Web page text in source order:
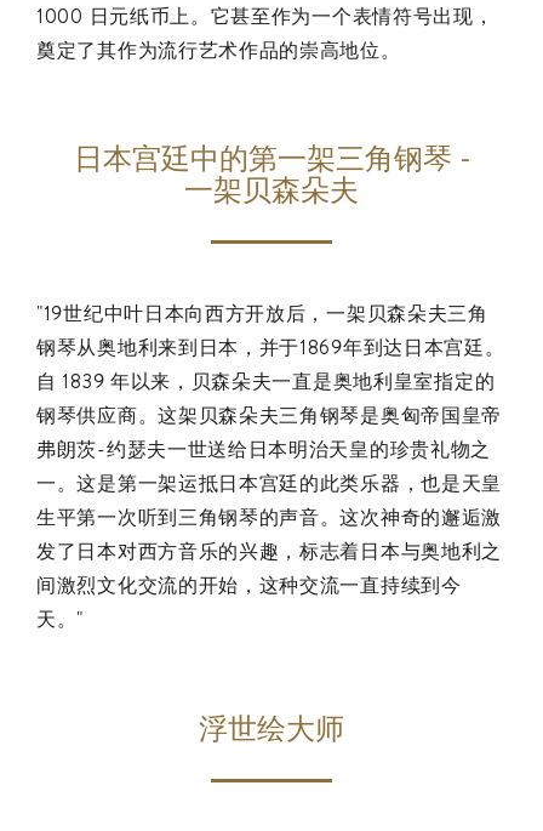
1000 日元纸币上。它甚至作为一个表情符号出现，
奠定了其作为流行艺术作品的崇高地位。
日本宫廷中的第一架三角钢琴 -
一架贝森朵夫
"19世纪中叶日本向西方开放后，一架贝森朵夫三角
钢琴从奥地利来到日本，并于1869年到达日本宫廷。
自 1839 年以来，贝森朵夫一直是奥地利皇室指定的
钢琴供应商。这架贝森朵夫三角钢琴是奥匈帝国皇帝
弗朗茨-约瑟夫一世送给日本明治天皇的珍贵礼物之
一。这是第一架运抵日本宫廷的此类乐器，也是天皇
生平第一次听到三角钢琴的声音。这次神奇的邂逅激
发了日本对西方音乐的兴趣，标志着日本与奥地利之
间激烈文化交流的开始，这种交流一直持续到今
天。"
浮世绘大师